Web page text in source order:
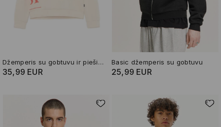
Džemperis su gobtuvu ir piešiniu Coca-Cola
35,99 EUR
Basic džemperis su gobtuvu
25,99 EUR